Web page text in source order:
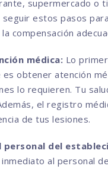
supermercado o
seguir estos pasos
compensación
médica: Lo
obtener atención
lo requieren. Tu
el registro
de tus lesiones.
personal del
al personal